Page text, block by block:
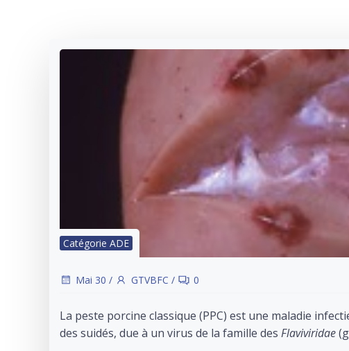
Catégorie ADE
Mai 30 / GTVBFC / 0
La peste porcine classique (PPC) est une maladie
des suidés, due à un virus de la famille des Flaviviridae